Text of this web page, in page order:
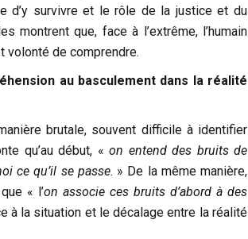
d’y survivre et le rôle de la justice et du
montrent que, face à l’extrême, l’humain
volonté de comprendre.
au basculement dans la réalité
brutale, souvent difficile à identifier
qu’au début, « on entend des bruits de
ce qu’il se passe. » De la même manière,
« l’on associe ces bruits d’abord à des
à la situation et le décalage entre la réalité